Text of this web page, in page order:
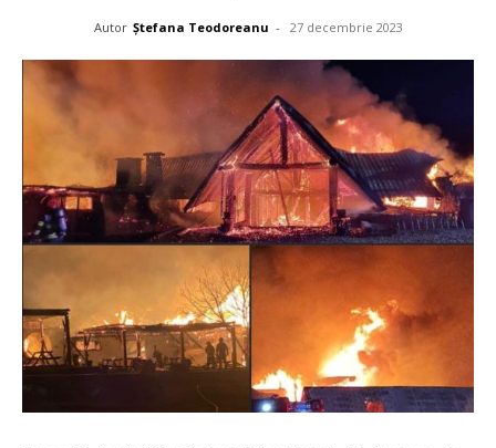
Autor Ștefana Teodoreanu - 27 decembrie 2023